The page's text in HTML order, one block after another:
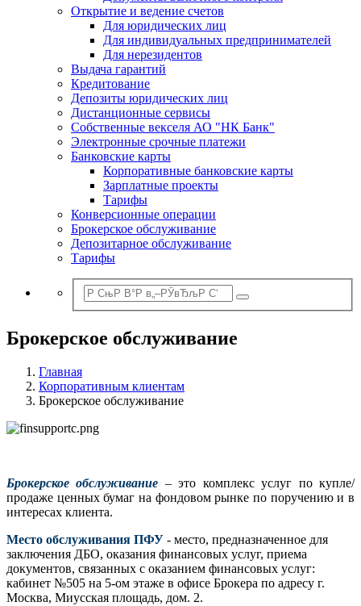
Открытие и ведение счетов
Для юридических лиц
Для индивидуальных предпринимателей
Для нерезидентов
Выдача гарантий
Кредитование
Депозиты юридических лиц
Дистанционные сервисы
Собственные векселя АО "НК Банк"
Электронные срочные платежи
Банковские карты
Корпоративные банковские карты
Зарплатные проекты
Тарифы
Конверсионные операции
Брокерское обслуживание
Депозитарное обслуживание
Тарифы
Брокерское обслуживание
Главная
Корпоративным клиентам
Брокерское обслуживание
Брокерское обслуживание – это комплекс услуг по купле/
продаже ценных бумаг на фондовом рынке по поручению и в
интересах клиента.
Место обслуживания ПФУ - место, предназначенное для
заключения ДБО, оказания финансовых услуг, приема
документов, связанных с оказанием финансовых услуг:
кабинет №505 на 5-ом этаже в офисе Брокера по адресу г.
Москва, Миусская площадь, дом. 2.